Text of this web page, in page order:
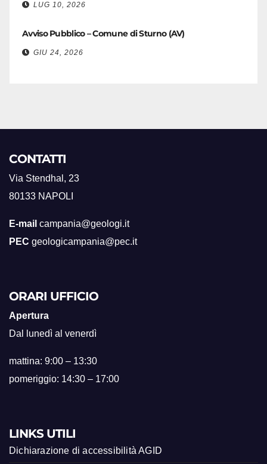
LUG 10, 2026
Avviso Pubblico – Comune di Sturno (AV)
GIU 24, 2026
CONTATTI
Via Stendhal, 23
80133 NAPOLI
E-mail campania@geologi.it
PEC geologicampania@pec.it
ORARI UFFICIO
Apertura
Dal lunedì al venerdì
mattina: 9:00 – 13:30
pomeriggio: 14:30 – 17:00
LINKS UTILI
Dichiarazione di accessibilità AGID